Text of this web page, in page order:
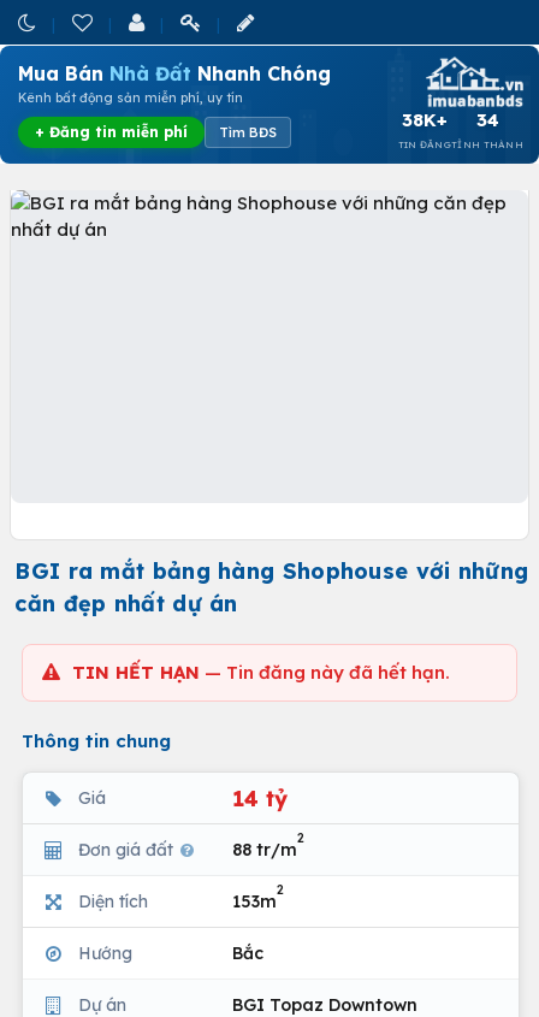
Mua Bán Nhà Đất Nhanh Chóng
Kênh bất động sản miễn phí, uy tín
+ Đăng tin miễn phí Tìm BĐS
38K+
TIN ĐĂNG
34
TỈNH THÀNH
BGI ra mắt bảng hàng Shophouse với những
căn đẹp nhất dự án
TIN HẾT HẠN — Tin đăng này đã hết hạn.
Thông tin chung
Giá 14 tỷ
Đơn giá đất 88 tr/m
2
Diện tích 153m
2
Hướng Bắc
Dự án BGI Topaz Downtown